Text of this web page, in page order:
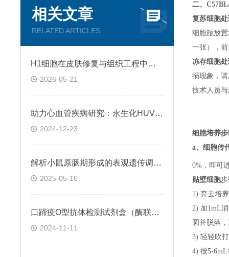
相关文章
RELATED ARTICLES
H1细胞在皮肤修复与组织工程中的应用前景
2026-05-21
助力心血管疾病研究：永生化HUVEC!
2024-12-23
解析小鼠原肠期形成的表观遗传调控规律
2025-05-16
口蹄疫O型抗体检测试剂盒（酶联免疫法）检测原理
2024-11-11
二、
复苏细胞
细胞瓶放
一张）
，
冻存细胞
损现象，
技术人员
细胞培养
a、 细胞传
0%，即可
贴壁细胞
1) 弃去培
2) 加1mL
圆并脱落
3) 轻轻吹
4) 按5-